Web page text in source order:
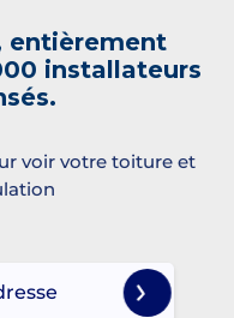
entièrement
installateurs
voir votre toiture et